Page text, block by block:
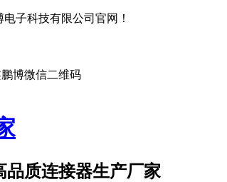
子科技有限公司官网！
品质连接器生产厂家